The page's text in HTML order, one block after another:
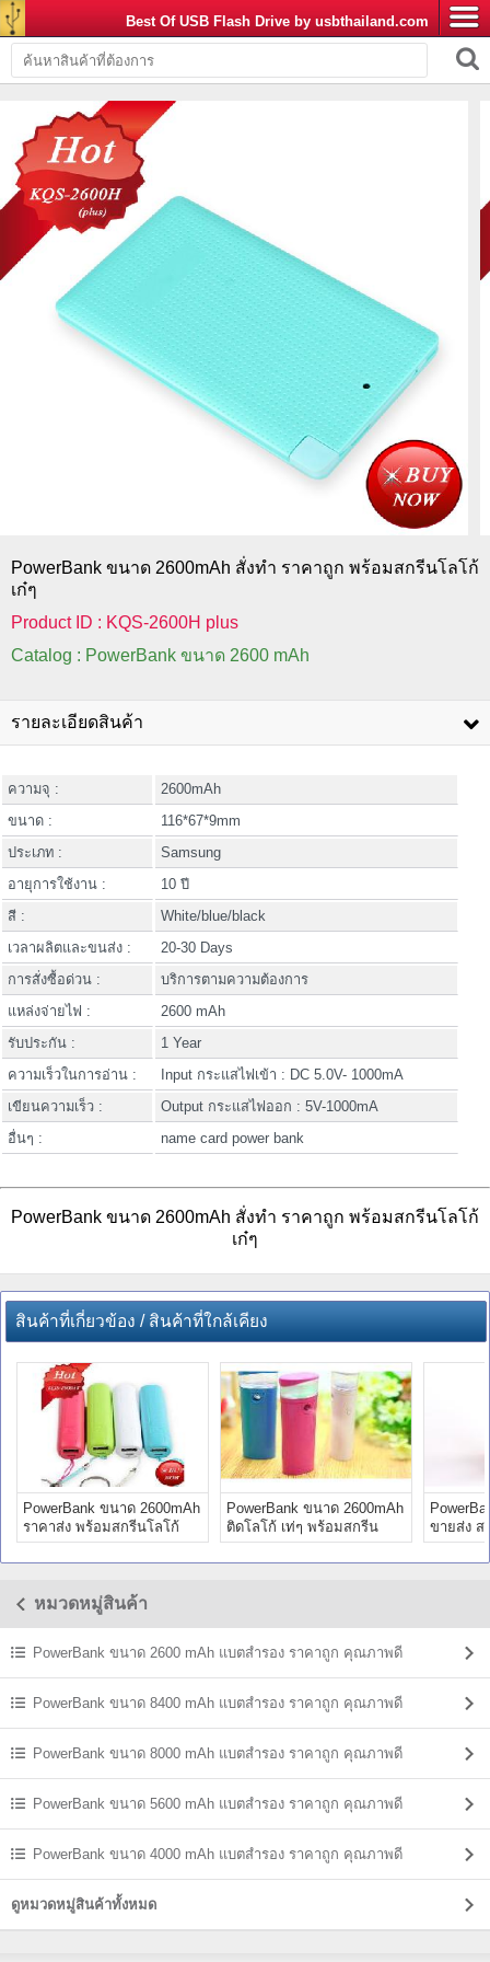
Best Of USB Flash Drive by usbthailand.com
PowerBank ขนาด 2600mAh สั่งทำ ราคาถูก พร้อมสกรีนโลโก้
เก๋ๆ
Product ID : KQS-2600H plus
Catalog : PowerBank ขนาด 2600 mAh
รายละเอียดสินค้า
ความจุ :
2600mAh
ขนาด :
116*67*9mm
ประเภท :
Samsung
อายุการใช้งาน :
10 ปี
สี :
White/blue/black
เวลาผลิตและขนส่ง :
20-30 Days
การสั่งซื้อด่วน :
บริการตามความต้องการ
แหล่งจ่ายไฟ :
2600 mAh
รับประกัน :
1 Year
ความเร็วในการอ่าน :
Input กระแสไฟเข้า : DC 5.0V- 1000mA
เขียนความเร็ว :
Output กระแสไฟออก : 5V-1000mA
อื่นๆ :
name card power bank
PowerBank ขนาด 2600mAh สั่งทำ ราคาถูก พร้อมสกรีนโลโก้
เก๋ๆ
สินค้าที่เกี่ยวข้อง / สินค้าที่ใกล้เคียง
PowerBank ขนาด 2600mAh
ราคาส่ง พร้อมสกรีนโลโก้
ราคาถูก
PowerBank ขนาด 2600mAh
ติดโลโก้ เท่ๆ พร้อมสกรีน
โลโก้ เก๋ๆ
ขายส่ง ส
หมวดหมู่สินค้า
PowerBank ขนาด 2600 mAh แบตสํารอง ราคาถูก คุณภาพดี
PowerBank ขนาด 8400 mAh แบตสํารอง ราคาถูก คุณภาพดี
PowerBank ขนาด 8000 mAh แบตสํารอง ราคาถูก คุณภาพดี
PowerBank ขนาด 5600 mAh แบตสํารอง ราคาถูก คุณภาพดี
PowerBank ขนาด 4000 mAh แบตสํารอง ราคาถูก คุณภาพดี
ดูหมวดหมู่สินค้าทั้งหมด